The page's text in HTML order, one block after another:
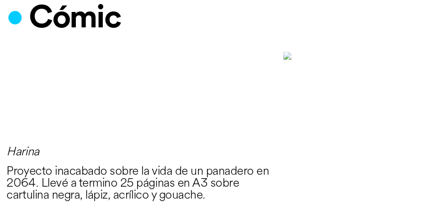
• Cómic
Harina
Proyecto inacabado sobre la vida de un panadero en
2064. Llevé a termino 25 páginas en A3 sobre
cartulina negra, lápiz, acrílico y gouache.